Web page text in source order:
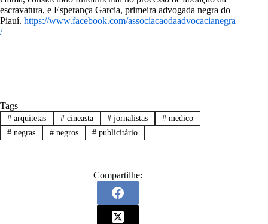
escravatura, e Esperança Garcia, primeira advogada negra do
Piauí. https://www.facebook.com/associacaodaadvocacianegra
/
Tags
#arquitetas #cineasta # jornalistas # medico
#negras #negros # publicitário
Compartilhe: